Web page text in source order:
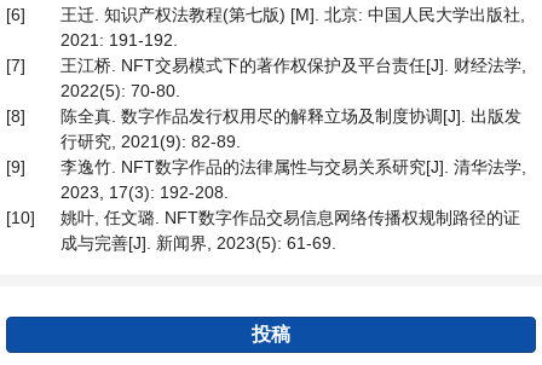
[6]
王迁. 知识产权法教程(第七版) [M]. 北京: 中国人民大学出版社,
2021: 191-192.
[7]
王江桥. NFT交易模式下的著作权保护及平台责任[J]. 财经法学,
2022(5): 70-80.
[8]
陈全真. 数字作品发行权用尽的解释立场及制度协调[J]. 出版发
行研究, 2021(9): 82-89.
[9]
李逸竹. NFT数字作品的法律属性与交易关系研究[J]. 清华法学,
2023, 17(3): 192-208.
[10]
姚叶, 任文璐. NFT数字作品交易信息网络传播权规制路径的证
成与完善[J]. 新闻界, 2023(5): 61-69.
投稿